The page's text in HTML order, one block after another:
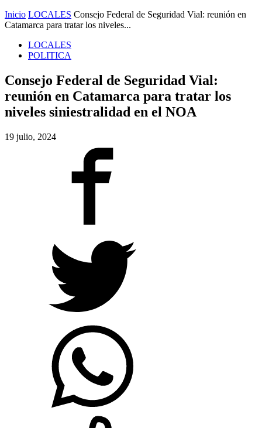
Inicio LOCALES Consejo Federal de Seguridad Vial: reunión en
Catamarca para tratar los niveles...
LOCALES
POLITICA
Consejo Federal de Seguridad Vial:
reunión en Catamarca para tratar los
niveles siniestralidad en el NOA
19 julio, 2024